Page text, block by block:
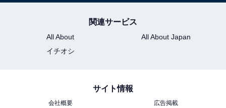
関連サービス
All About
All About Japan
イチオシ
サイト情報
会社概要
広告掲載